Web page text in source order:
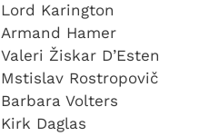
Lord Karington
Armand Hamer
Valeri Žiskar D’Esten
Mstislav Rostropovič
Barbara Volters
Kirk Daglas